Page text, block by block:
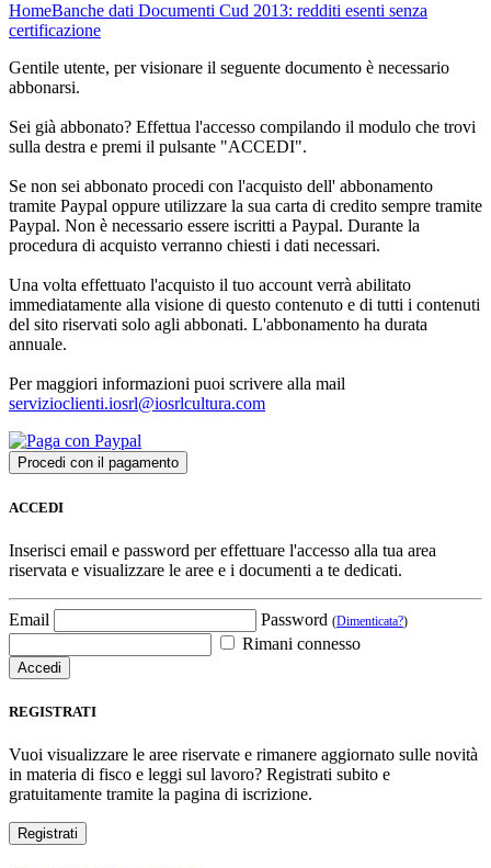
HomeBanche dati Documenti Cud 2013: redditi esenti senza
certificazione
Gentile utente, per visionare il seguente documento è necessario
abbonarsi.
Sei già abbonato? Effettua l'accesso compilando il modulo che trovi
sulla destra e premi il pulsante "ACCEDI".
Se non sei abbonato procedi con l'acquisto dell' abbonamento
tramite Paypal oppure utilizzare la sua carta di credito sempre tramite
Paypal. Non è necessario essere iscritti a Paypal. Durante la
procedura di acquisto verranno chiesti i dati necessari.
Una volta effettuato l'acquisto il tuo account verrà abilitato
immediatamente alla visione di questo contenuto e di tutti i contenuti
del sito riservati solo agli abbonati. L'abbonamento ha durata
annuale.
Per maggiori informazioni puoi scrivere alla mail
servizioclienti.iosrl@iosrlcultura.com
ACCEDI
Inserisci email e password per effettuare l'accesso alla tua area
riservata e visualizzare le aree e i documenti a te dedicati.
Email Password (Dimenticata?)
Rimani connesso
REGISTRATI
Vuoi visualizzare le aree riservate e rimanere aggiornato sulle novità
in materia di fisco e leggi sul lavoro? Registrati subito e
gratuitamente tramite la pagina di iscrizione.